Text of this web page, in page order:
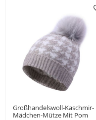
Großhandelswoll-Kaschmir-
Mädchen-Mütze Mit Pom